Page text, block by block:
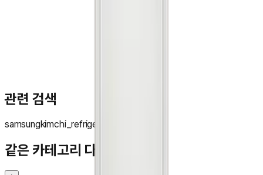
관련 검색
samsungkimchi_refrigerator
같은 카테고리 다른 기기